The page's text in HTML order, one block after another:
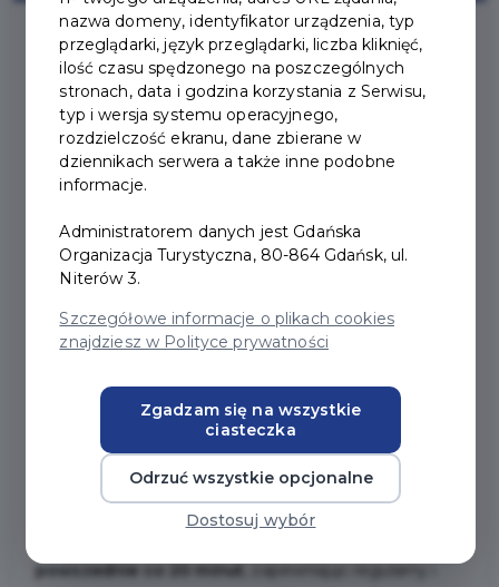
2025-02-24
WYDŁUŻENIE LINII
AUTOBUSOWEJ 262
Od poniedziałku, 3 marca 2025 mieszkańcy
południowych dzielnic Gdańska zyskają wygodne i
bezpośrednie połączenie autobusowe z centrum
zostanie wydłużona do przystanku SKM
, co umożliwi sprawniejszy dojazd do
uczelni wyższych, biurowców i instytucji znajdujących
się w tej części miasta.
powszednie co 20 minut, zapewniając regularny i
nazwa domeny, identyfikator urządzenia, typ
przeglądarki, język przeglądarki, liczba kliknięć,
ilość czasu spędzonego na poszczególnych
stronach, data i godzina korzystania z Serwisu,
typ i wersja systemu operacyjnego,
rozdzielczość ekranu, dane zbierane w
dziennikach serwera a także inne podobne
informacje.
Administratorem danych jest Gdańska
Organizacja Turystyczna, 80-864 Gdańsk, ul.
Niterów 3.
Szczegółowe informacje o plikach cookies
znajdziesz w Polityce prywatności
Zgadzam się na wszystkie
ciasteczka
Odrzuć wszystkie opcjonalne
Dostosuj wybór